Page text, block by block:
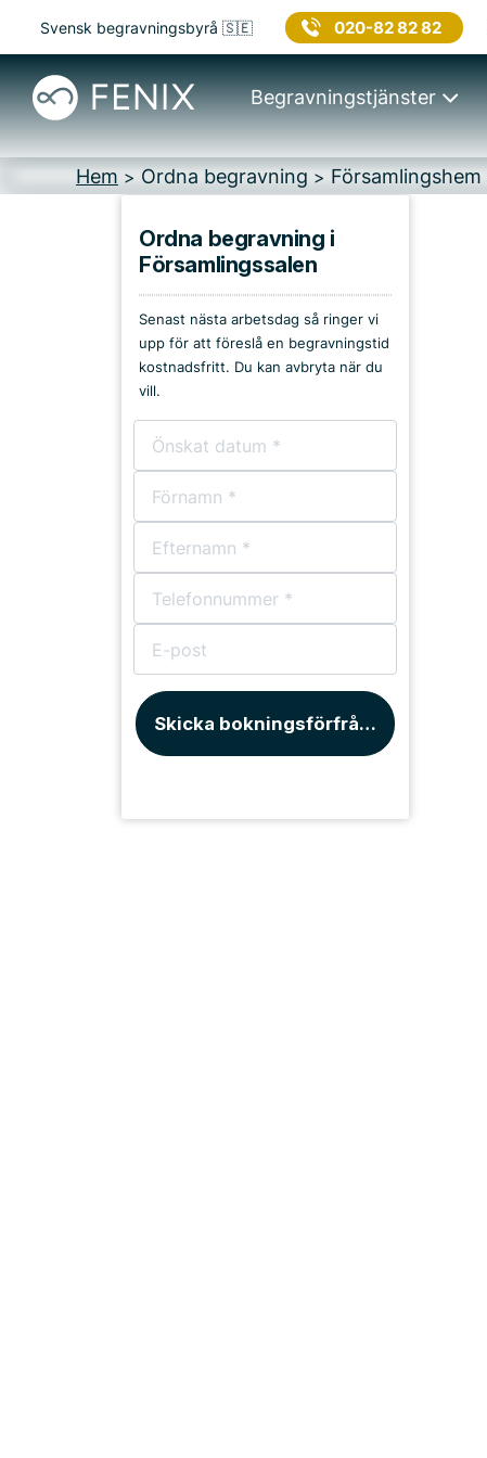
Svensk begravningsbyrå 🇸🇪 020-82 82 82
Begravningstjänster
Hem > Ordna begravning > Församlingshem
Kyrkor & kapell
Begravningsplatser
Församlingshem
Bårhus
Ordna begravning i
Församlingssalen
Senast nästa arbetsdag så ringer vi
upp för att föreslå en begravningstid
kostnadsfritt. Du kan avbryta när du
vill.
Skicka bokningsförfrågan